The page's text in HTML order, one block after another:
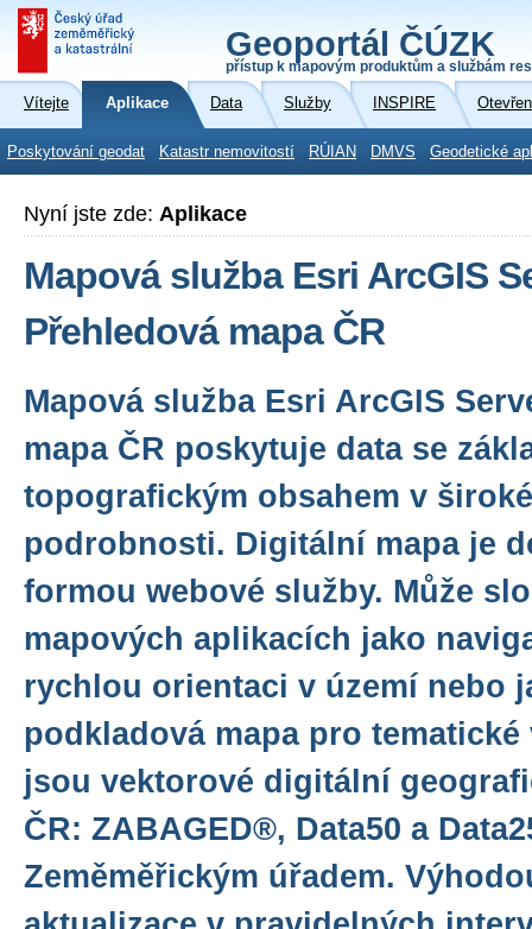
Geoportál ČÚZK
přístup k mapovým produktům a službám
Vítejte Aplikace Data Služby INSPIRE
Poskytování geodat Katastr nemovitostí RÚIAN DMVS Geodetické
Nyní jste zde: Aplikace
Mapová služba Esri ArcGIS
Přehledová mapa ČR
Mapová služba Esri ArcGIS
mapa ČR poskytuje data se
topografickým obsahem v
podrobnosti. Digitální mapa je
formou webové služby. Může
mapových aplikacích jako
rychlou orientaci v území nebo
podkladová mapa pro
jsou vektorové digitální
ČR: ZABAGED®, Data50 a
Zeměměřickým úřadem.